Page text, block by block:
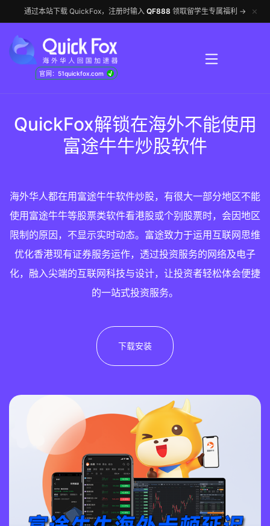
通过本站下载 QuickFox，注册时输入 QF888 领取留学生专属福利 → ✕
官网：51quickfox.com √
QuickFox解锁在海外不能使用
富途牛牛炒股软件
海外华人都在用富途牛牛软件炒股，有很大一部分地区不能
使用富途牛牛等股票类软件看港股或个别股票时，会因地区
限制的原因，不显示实时动态。富途致力于运用互联网思维
优化香港现有证券服务运作，透过投资服务的网络及电子
化，融入尖端的互联网科技与设计，让投资者轻松体会便捷
的一站式投资服务。
下载安装